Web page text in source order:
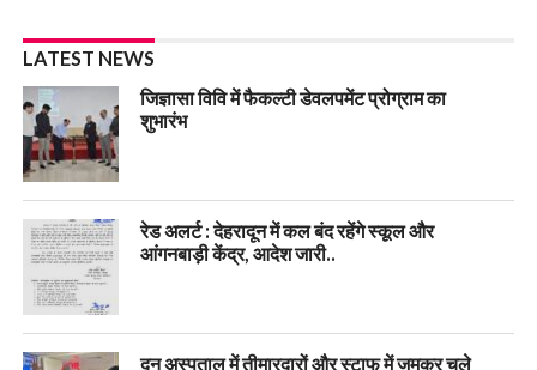
LATEST NEWS
जिज्ञासा विवि में फैकल्टी डेवलपमेंट प्रोग्राम का
शुभारंभ
रेड अलर्ट : देहरादून में कल बंद रहेंगे स्कूल और
आंगनबाड़ी केंद्र, आदेश जारी..
दून अस्पताल में तीमारदारों और स्टाफ में जमकर चले